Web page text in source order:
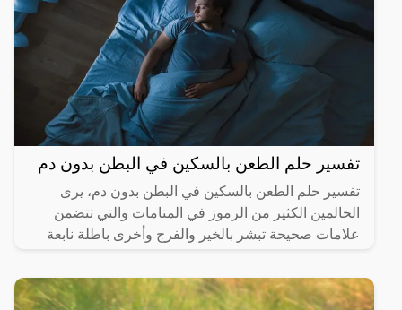
تفسير حلم الطعن بالسكين في البطن بدون دم
تفسير حلم الطعن بالسكين في البطن بدون دم، يرى
الحالمين الكثير من الرموز في المنامات والتي تتضمن
علامات صحيحة تبشر بالخير والفرج وأخرى باطلة نابعة